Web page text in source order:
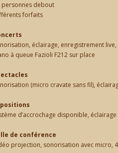
personnes debout
forfaits
éclairage, enregistrement
à queue Fazioli F212 sur place
(micro cravate sans fil),
d’accrochage disponible,
de conférence
projection, sonorisation avec micro,